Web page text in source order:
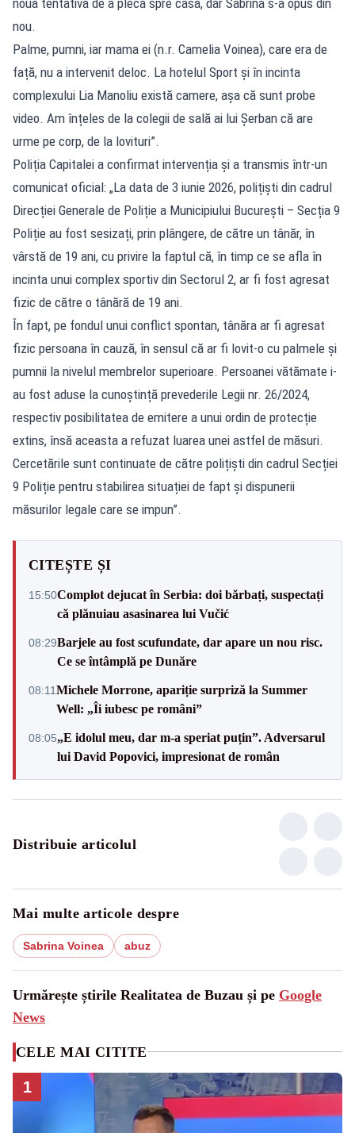
nou.
Palme, pumni, iar mama ei (n.r. Camelia Voinea), care era de
față, nu a intervenit deloc. La hotelul Sport și în incinta
complexului Lia Manoliu există camere, așa că sunt probe
video. Am înțeles de la colegii de sală ai lui Șerban că are
urme pe corp, de la lovituri”.
Poliția Capitalei a confirmat intervenția și a transmis într-un
comunicat oficial: „La data de 3 iunie 2026, polițiști din cadrul
Direcției Generale de Poliție a Municipiului București – Secția 9
Poliție au fost sesizați, prin plângere, de către un tânăr, în
vârstă de 19 ani, cu privire la faptul că, în timp ce se afla în
incinta unui complex sportiv din Sectorul 2, ar fi fost agresat
fizic de către o tânără de 19 ani.
În fapt, pe fondul unui conflict spontan, tânăra ar fi agresat
fizic persoana în cauză, în sensul că ar fi lovit-o cu palmele și
pumnii la nivelul membrelor superioare. Persoanei vătămate i-
au fost aduse la cunoștință prevederile Legii nr. 26/2024,
respectiv posibilitatea de emitere a unui ordin de protecție
extins, însă aceasta a refuzat luarea unei astfel de măsuri.
Cercetările sunt continuate de către polițiști din cadrul Secției
9 Poliție pentru stabilirea situației de fapt și dispunerii
măsurilor legale care se impun”.
CITEȘTE ȘI
15:50Complot dejucat în Serbia: doi bărbați, suspectați
că plănuiau asasinarea lui Vučić
08:29Barjele au fost scufundate, dar apare un nou risc.
Ce se întâmplă pe Dunăre
08:11Michele Morrone, apariție surpriză la Summer
Well: „Îi iubesc pe români”
08:05„E idolul meu, dar m-a speriat puțin”. Adversarul
lui David Popovici, impresionat de român
Distribuie articolul
Mai multe articole despre
Sabrina Voinea abuz
Urmărește știrile Realitatea de Buzau și pe Google
News
CELE MAI CITITE
1